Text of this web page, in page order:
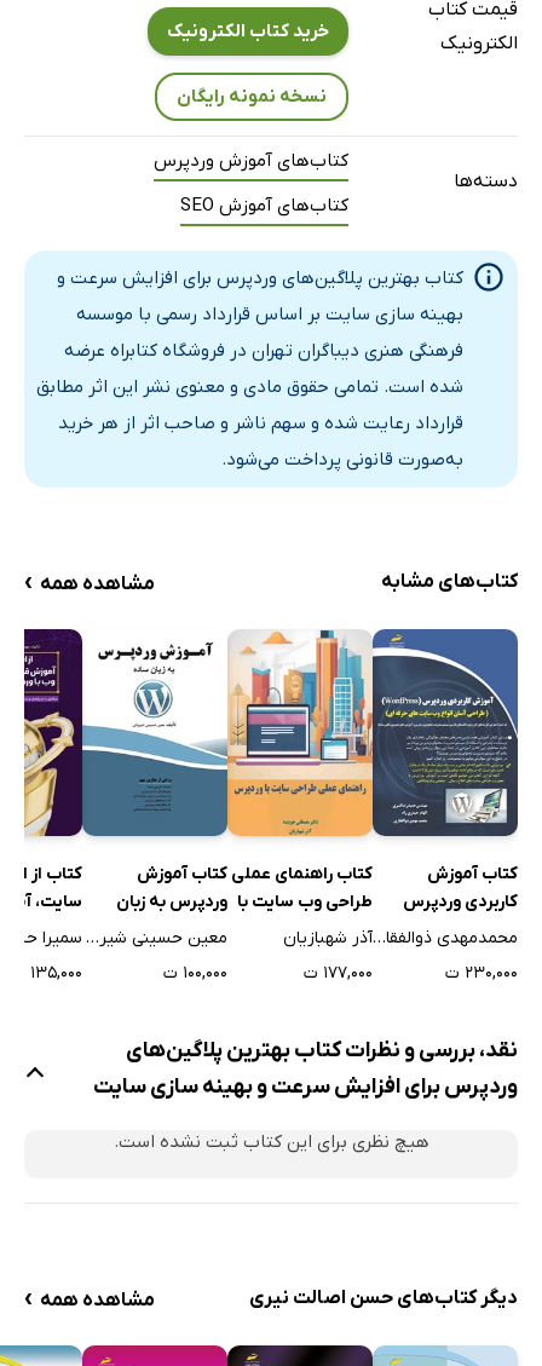
وردپرس
قیمت کتاب
الکترونیک
خرید کتاب الکترونیک
نسخه نمونه رایگان
دسته‌ها
کتاب‌های آموزش وردپرس
کتاب‌های آموزش SEO
کتاب بهترین پلاگین‌های وردپرس برای افزایش سرعت و
بهینه سازی سایت بر اساس قرارداد رسمی با موسسه
فرهنگی هنری دیباگران تهران در فروشگاه کتابراه عرضه
شده است. تمامی حقوق مادی و معنوی نشر این اثر مطابق
قرارداد رعایت شده و سهم ناشر و صاحب اثر از هر خرید
به‌صورت قانونی پرداخت می‌شود.
کتاب‌های مشابه مشاهده همه ›
کتاب آموزش
کاربردی وردپرس
محمدمهدی ذوالفقاری
۲۳۰,۰۰۰ ت
کتاب راهنمای عملی
طراحی وب سایت با
وردپرس
آذر شهبازیان
۱۷۷,۰۰۰ ت
کتاب آموزش
وردپرس به زبان
ساده
معین حسینی شیروانی
۱۰۰,۰۰۰ ت
کتاب از
سایت،
به قدم
۱۳۵,۰۰۰ ت
نقد، بررسی و نظرات کتاب بهترین پلاگین‌های
وردپرس برای افزایش سرعت و بهینه سازی سایت
هیچ نظری برای این کتاب ثبت نشده است.
دیگر کتاب‌های حسن اصالت نیری مشاهده همه ›